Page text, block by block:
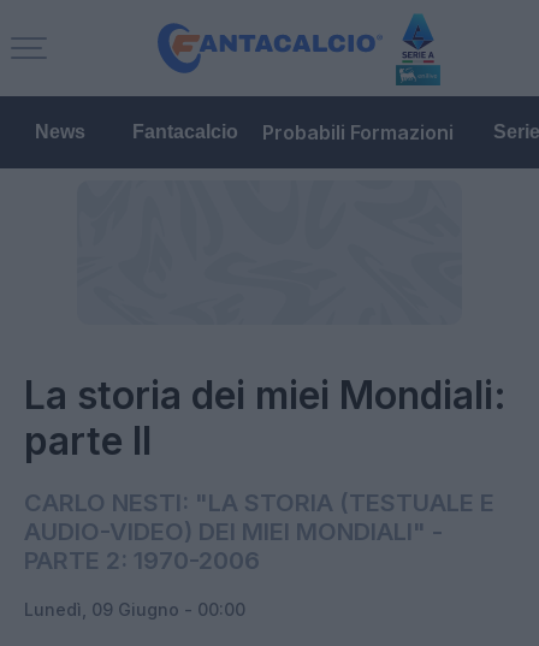
News Fantacalcio Probabili Formazioni
La storia dei miei Mondiali:
parte II
CARLO NESTI: "LA STORIA (TESTUALE E
AUDIO-VIDEO) DEI MIEI MONDIALI" -
PARTE 2: 1970-2006
Lunedì, 09 Giugno - 00:00